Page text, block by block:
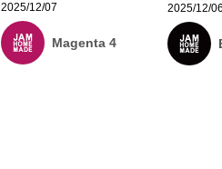
2025/12/07
Magenta 4
2025/12/06